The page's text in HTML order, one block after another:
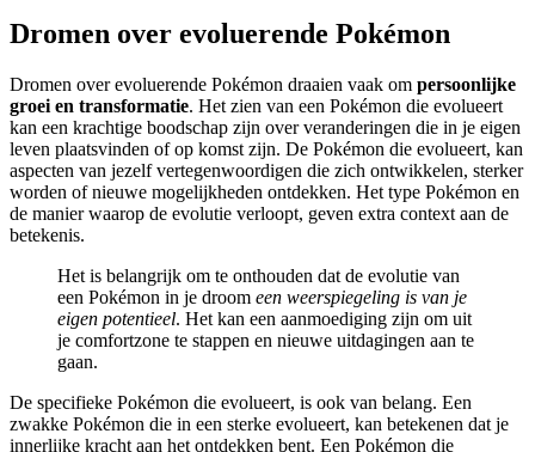
Dromen over evoluerende Pokémon
Dromen over evoluerende Pokémon draaien vaak om persoonlijke
groei en transformatie. Het zien van een Pokémon die evolueert
kan een krachtige boodschap zijn over veranderingen die in je eigen
leven plaatsvinden of op komst zijn. De Pokémon die evolueert, kan
aspecten van jezelf vertegenwoordigen die zich ontwikkelen, sterker
worden of nieuwe mogelijkheden ontdekken. Het type Pokémon en
de manier waarop de evolutie verloopt, geven extra context aan de
betekenis.
Het is belangrijk om te onthouden dat de evolutie van
een Pokémon in je droom een weerspiegeling is van je
eigen potentieel. Het kan een aanmoediging zijn om uit
je comfortzone te stappen en nieuwe uitdagingen aan te
gaan.
De specifieke Pokémon die evolueert, is ook van belang. Een
zwakke Pokémon die in een sterke evolueert, kan betekenen dat je
innerlijke kracht aan het ontdekken bent. Een Pokémon die